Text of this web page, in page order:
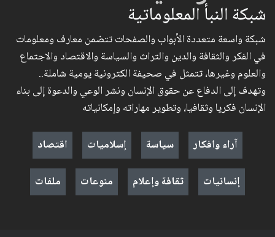
شبكة النبأ المعلوماتية
شبكة واسعة متعددة الأبواب والصفحات تتضمن معارف ومعلومات
في الفكر والثقافة والدين والتراث والسياسة والاقتصاد والاجتماع
والعلوم وغيرها، تتمثل في صحيفة الكترونية يومية شاملة..
وتهدف إلى الدفاع عن حقوق الإنسان ونشر الوعي والدعوة إلى بناء
الإنسان فكريا وثقافيا، وتطوير مهاراته وإمكانياته
آراء وافكار
سياسة إسلاميات
اقتصاد
إنسانيات
ثقافة وإعلام منوعات ملفات